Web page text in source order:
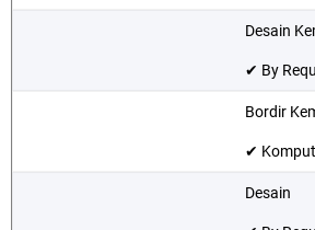
Desain
✔ By
Bordir
✔
Desain